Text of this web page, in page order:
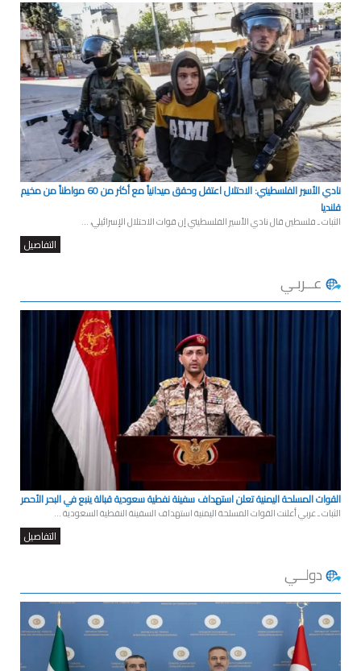
نادي الأسير الفلسطيني: الاحتلال اعتقل وحقق ميدانياً مع أكثر من 60 مواطناً من مخيم
قلنديا
الثبات ـ فلسطين قال نادي الأسير الفلسطيني إن قوات الاحتلال الإسرائيلي، ...
التفاصيل
عــربـي
القوات المسلحة اليمنية تعلن استهداف سفينة نفطية سعودية قبالة ينبع في البحر الأحمر
الثبات ـ عربي أعلنت القوات المسلحة اليمنية استهداف السفينة النفطية السعودية ...
التفاصيل
دولــي